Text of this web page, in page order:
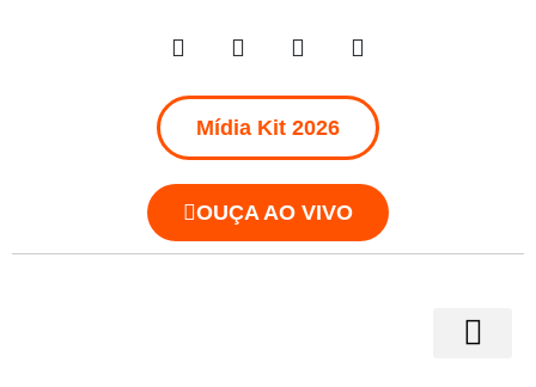
Mídia Kit 2026
OUÇA AO VIVO